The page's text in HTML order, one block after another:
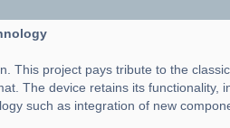
This project pays tribute to the
The device retains its functionality,
such as integration of new